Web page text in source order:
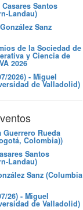
Santos
Landau)
Sanz
de la Sociedad de
y Ciencia de
2026
2026) - Miguel
de Valladolid)
Guerrero Rueda
Colombia))
Santos
Landau)
Sanz (Columbia
26) - Miguel
de Valladolid)